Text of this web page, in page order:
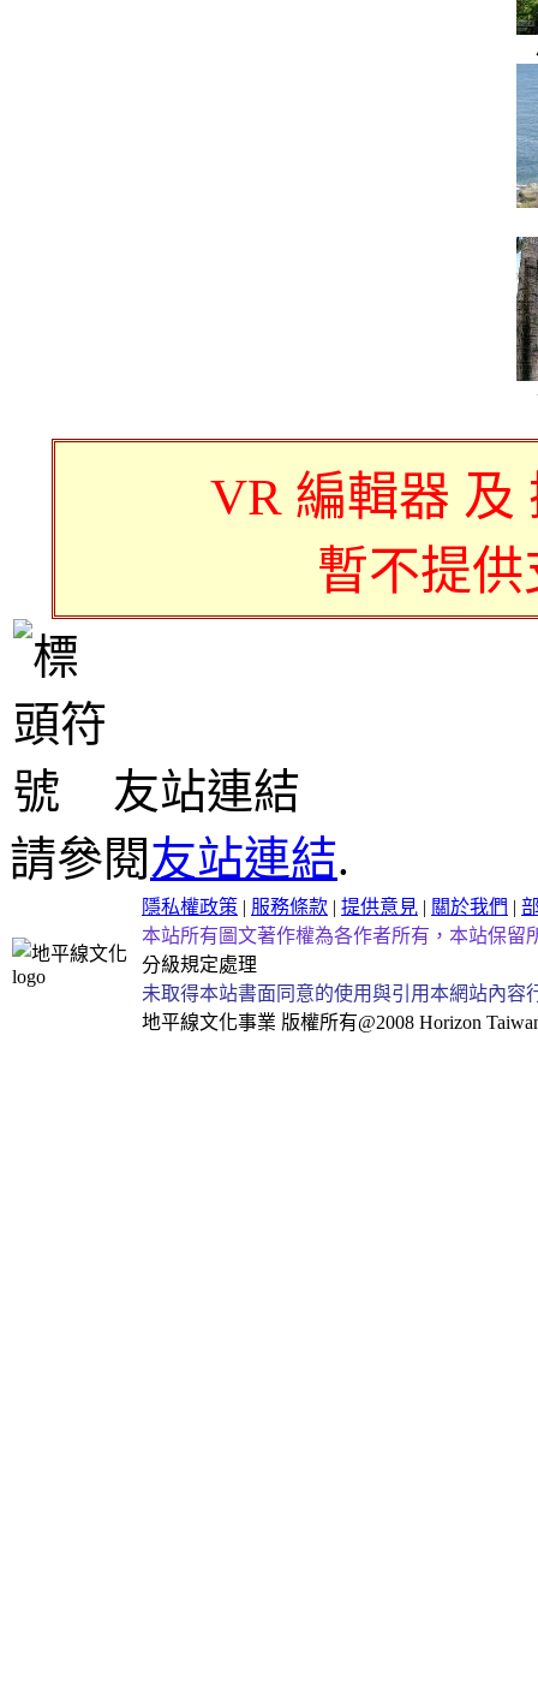
VR 編輯器 及
暫不提
友站連結
請參閱友站連結.
隱私權政策 | 服務條款 | 提供意見 | 關於我們 |
本站所有圖文著作權為各作者所有，本站保留
分級規定處理
未取得本站書面同意的使用與引用本網站內
地平線文化事業 版權所有@2008 Horizon